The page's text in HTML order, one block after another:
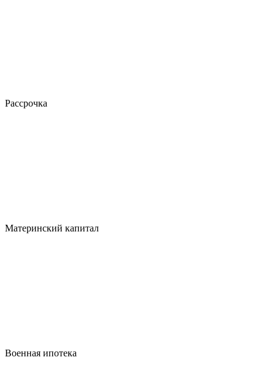
Рассрочка
Материнский капитал
Военная ипотека